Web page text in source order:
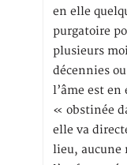
en elle
purgatoire
plusieurs
décennies
l’âme est
« obstinée
elle va
lieu, aucune